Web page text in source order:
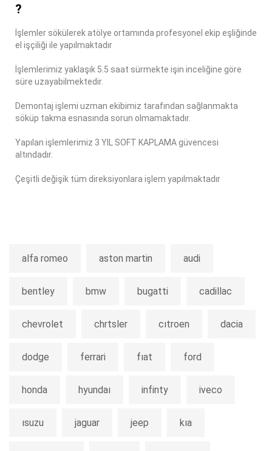
?
İşlemler sökülerek atölye ortamında profesyonel ekip eşliğinde
el işçiliği ile yapılmaktadır
İşlemlerimiz yaklaşık 5.5 saat sürmekte işin inceliğine göre
süre uzayabilmektedir.
Demontaj işlemi uzman ekibimiz tarafından sağlanmakta
söküp takma esnasında sorun olmamaktadır.
Yapılan işlemlerimiz 3 YIL SOFT KAPLAMA güvencesi
altındadır.
Çeşitli değişik tüm direksiyonlara işlem yapılmaktadır
alfa romeo aston martin audi
bentley bmw bugatti cadillac
chevrolet chrtsler cıtroen dacia
dodge ferrari fıat ford
honda hyundaı infinty iveco
ısuzu jaguar jeep kıa